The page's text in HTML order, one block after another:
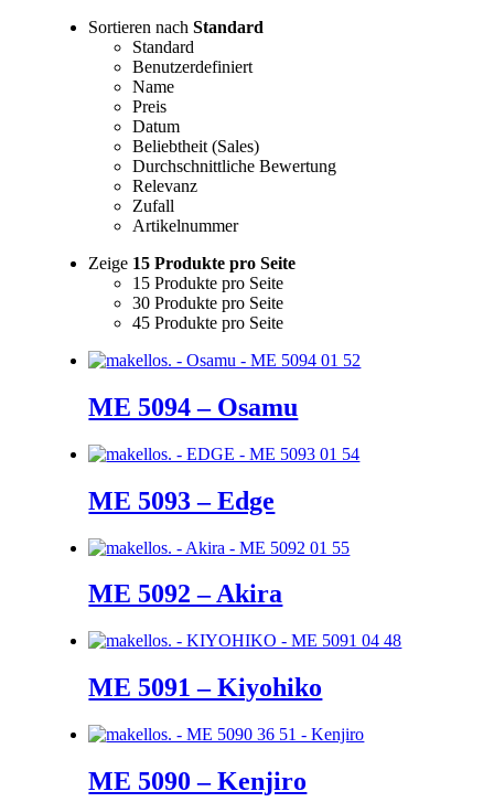
Sortieren nachStandard
Standard
Benutzerdefiniert
Name
Preis
Datum
Beliebtheit (Sales)
Durchschnittliche Bewertung
Relevanz
Zufall
Artikelnummer
Zeige 15 Produkte pro Seite
15 Produkte pro Seite
30 Produkte pro Seite
45 Produkte pro Seite
ME 5094 – Osamu
ME 5093 – Edge
ME 5092 – Akira
ME 5091 – Kiyohiko
ME 5090 – Kenjiro